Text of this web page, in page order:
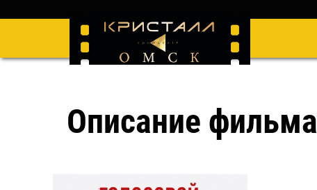
Описание фильма